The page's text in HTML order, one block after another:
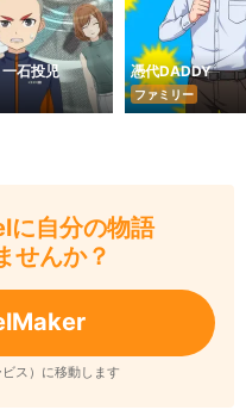
石投児 憑代DADDY
ファミリー
に自分の物語
せんか？
ス）に移動します